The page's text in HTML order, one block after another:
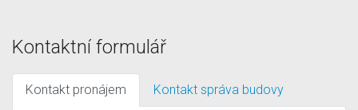
Kontaktní formulář
Kontakt pronájem Kontakt správa budovy